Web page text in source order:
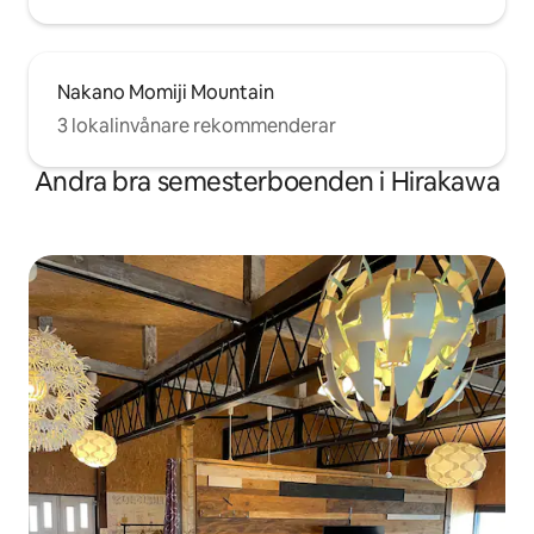
Nakano Momiji Mountain
3 lokalinvånare rekommenderar
Andra bra semesterboenden i Hirakawa